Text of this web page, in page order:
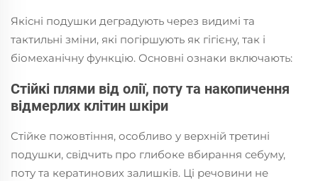
Якісні подушки деградують через видимі та
тактильні зміни, які погіршують як гігієну, так і
біомеханічну функцію. Основні ознаки включають:
Стійкі плями від олії, поту та накопичення
відмерлих клітин шкіри
Стійке пожовтіння, особливо у верхній третині
подушки, свідчить про глибоке вбирання себуму,
поту та кератинових залишків. Ці речовини не